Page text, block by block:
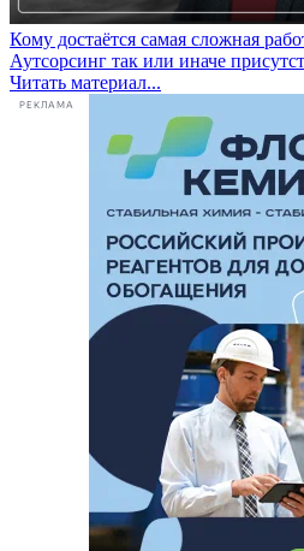
Кому достаётся самая сложная
Аутсорсинг так или иначе
Читать материал...
РЕКЛАМА